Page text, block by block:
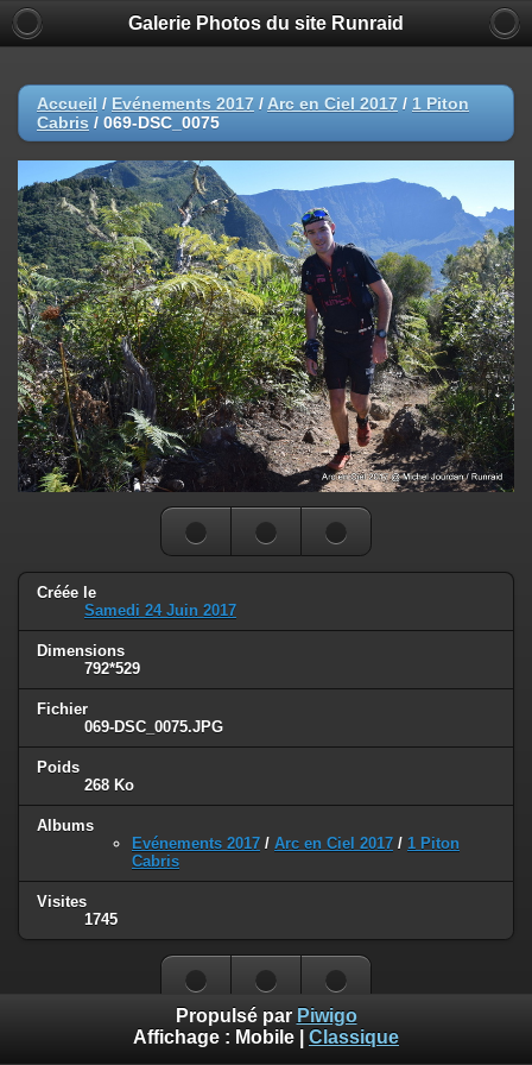
Galerie Photos du site Runraid
Accueil / Evénements 2017 / Arc en Ciel 2017 / 1 Piton
Cabris / 069-DSC_0075
Créée le
Samedi 24 Juin 2017
Dimensions
792*529
Fichier
069-DSC_0075.JPG
Poids
268 Ko
Albums
Evénements 2017 / Arc en Ciel 2017 / 1 Piton
Cabris
Visites
1745
Propulsé par Piwigo
Affichage : Mobile Classique